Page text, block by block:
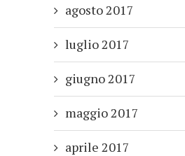
agosto 2017
luglio 2017
giugno 2017
maggio 2017
aprile 2017